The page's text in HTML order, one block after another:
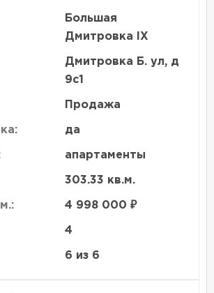
Большая
Дмитровка IX
Дмитровка Б. ул, д
9с1
Продажа
да
апартаменты
303.33 кв.м.
4 998 000 ₽
4
6 из 6